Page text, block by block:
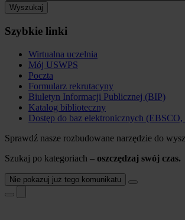
Wyszukaj
Szybkie linki
Wirtualna uczelnia
Mój USWPS
Poczta
Formularz rekrutacyny
Biuletyn Informacji Publicznej (BIP)
Katalog biblioteczny
Dostęp do baz elektronicznych
Sprawdź nasze rozbudowane narzędzie do
Szukaj po kategoriach – oszczędzaj swój czas.
Nie pokazuj już tego komunikatu